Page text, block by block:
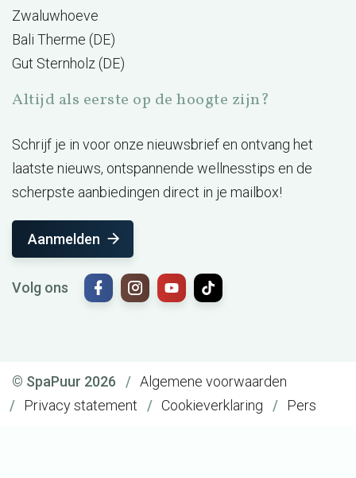
Zwaluwhoeve
Bali Therme (DE)
Gut Sternholz (DE)
Altijd als eerste op de hoogte zijn?
Schrijf je in voor onze nieuwsbrief en ontvang het
laatste nieuws, ontspannende wellnesstips en de
scherpste aanbiedingen direct in je mailbox!
Aanmelden
Volg ons
© SpaPuur 2026
Algemene voorwaarden
Privacy statement
Cookieverklaring Pers